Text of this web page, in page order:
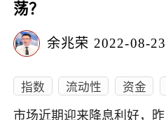
荡？
余兆荣 2022-08-23
指数 流动性 资金
市场近期迎来降息利好，